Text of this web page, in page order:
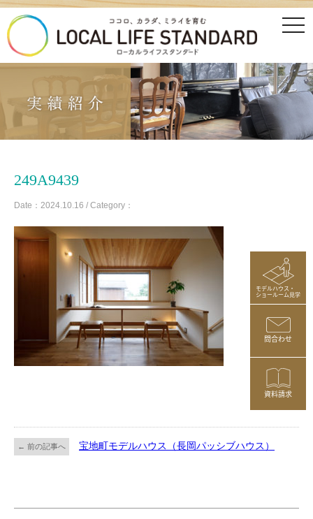
モデルハウス・
ショールーム見学
問合わせ
資料請求
249A9439
Date：2024.10.16 / Category：
← 前の記事へ 宝地町モデルハウス（長岡パッシブハウス）